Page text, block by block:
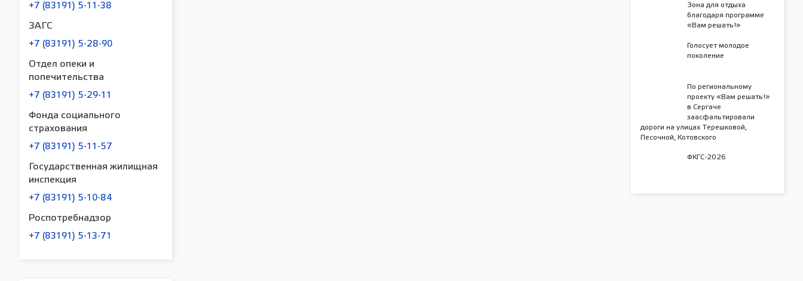
+7 (83191) 5-11-38
ЗАГС
+7 (83191) 5-28-90
Отдел опеки и
попечительства
+7 (83191) 5-29-11
Фонда социального
страхования
+7 (83191) 5-11-57
Государственная жилищная
инспекция
+7 (83191) 5-10-84
Роспотребнадзор
+7 (83191) 5-13-71
Зона для отдыха
благодаря программе
«Вам решать!»
Голосует молодое
поколение
По региональному
проекту «Вам решать!»
в Сергаче
заасфальтировали
дороги на улицах Терешковой,
Песочной, Котовского
ФКГС-2026